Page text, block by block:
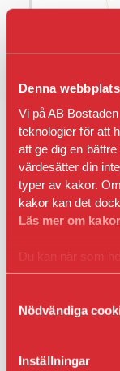
Denna
Vi på AB
teknologier för att
att ge dig en
värdesätter din
typer av kakor.
kakor kan det
Läs mer om
Du kan när som
genom att klicka
Nödvändiga
Inställningar